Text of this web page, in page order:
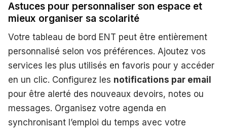
Astuces pour personnaliser son espace et
mieux organiser sa scolarité
Votre tableau de bord ENT peut être entièrement
personnalisé selon vos préférences. Ajoutez vos
services les plus utilisés en favoris pour y accéder
en un clic. Configurez les notifications par email
pour être alerté des nouveaux devoirs, notes ou
messages. Organisez votre agenda en
synchronisant l’emploi du temps avec votre